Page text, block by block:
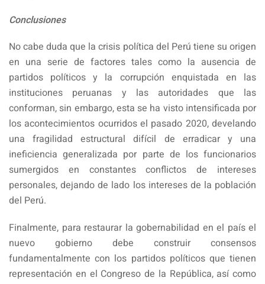
Conclusiones
No cabe duda que la crisis política del Perú tiene su origen
en una serie de factores tales como la ausencia de
partidos políticos y la corrupción enquistada en las
instituciones peruanas y las autoridades que las
conforman, sin embargo, esta se ha visto intensificada por
los acontecimientos ocurridos el pasado 2020, develando
una fragilidad estructural difícil de erradicar y una
ineficiencia generalizada por parte de los funcionarios
sumergidos en constantes conflictos de intereses
personales, dejando de lado los intereses de la población
del Perú.
Finalmente, para restaurar la gobernabilidad en el país el
nuevo gobierno debe construir consensos
fundamentalmente con los partidos políticos que tienen
representación en el Congreso de la República, así como